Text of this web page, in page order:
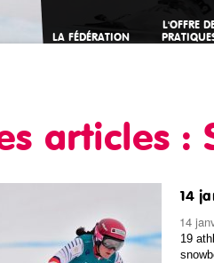
LA FÉDÉRATION
L'OFFRE
articles :
14
14
19